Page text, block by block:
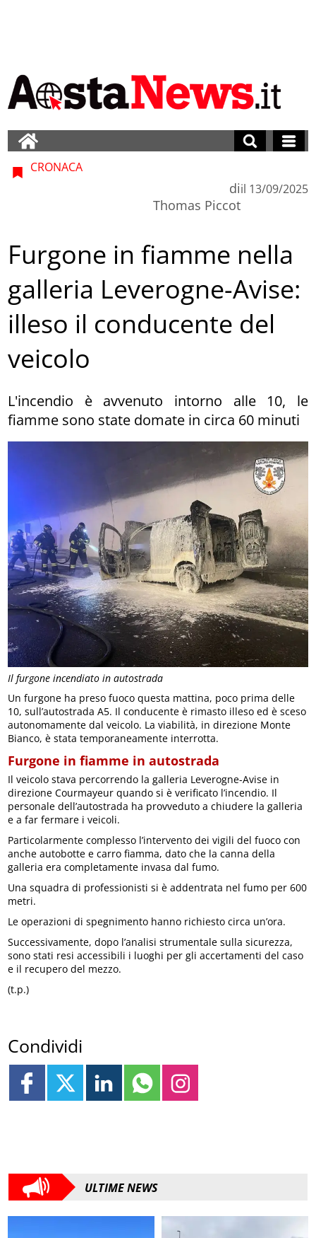
Il furgone incendiato in autostrada
CRONACA
di
Thomas Piccot
il 13/09/2025
Furgone in fiamme nella
galleria Leverogne-Avise:
illeso il conducente del
veicolo
L'incendio è avvenuto intorno alle 10, le
fiamme sono state domate in circa 60 minuti
Un furgone ha preso fuoco questa mattina, poco prima delle
10, sull’autostrada A5. Il conducente è rimasto illeso ed è sceso
autonomamente dal veicolo. La viabilità, in direzione Monte
Bianco, è stata temporaneamente interrotta.
Furgone in fiamme in autostrada
Il veicolo stava percorrendo la galleria Leverogne-Avise in
direzione Courmayeur quando si è verificato l’incendio. Il
personale dell’autostrada ha provveduto a chiudere la galleria
e a far fermare i veicoli.
Particolarmente complesso l’intervento dei vigili del fuoco con
anche autobotte e carro fiamma, dato che la canna della
galleria era completamente invasa dal fumo.
Una squadra di professionisti si è addentrata nel fumo per 600
metri.
Le operazioni di spegnimento hanno richiesto circa un’ora.
Successivamente, dopo l’analisi strumentale sulla sicurezza,
sono stati resi accessibili i luoghi per gli accertamenti del caso
e il recupero del mezzo.
(t.p.)
Condividi
ULTIME NEWS